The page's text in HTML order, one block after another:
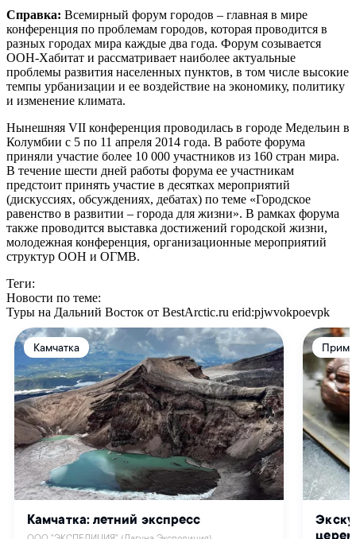
Справка: Всемирный форум городов – главная в мире
конференция по проблемам городов, которая проводится в
разных городах мира каждые два года. Форум созывается
ООН-Хабитат и рассматривает наиболее актуальные
проблемы развития населенных пунктов, в том числе высокие
темпы урбанизации и ее воздействие на экономику, политику
и изменение климата.
Нынешняя VII конференция проводилась в городе Медельин в
Колумбии с 5 по 11 апреля 2014 года. В работе форума
приняли участие более 10 000 участников из 160 стран мира.
В течение шести дней работы форума ее участникам
предстоит принять участие в десятках мероприятий
(дискуссиях, обсуждениях, дебатах) по теме «Городское
равенство в развитии – города для жизни». В рамках форума
также проводится выставка достижений городской жизни,
молодежная конференция, организационные мероприятий
структур ООН и ОГМВ.
Теги:
Новости по теме:
Туры на Дальний Восток от BestArctic.ru erid:pjwvokpoevpk